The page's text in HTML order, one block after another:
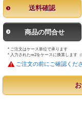
送料確認
商品の問合せ
* ご注文はケース単位で承ります
* 入力されたm2をケースに換算します
ご注文の前にご確認くだ